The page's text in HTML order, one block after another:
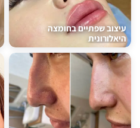
עיצוב שפתיים בחומצה
היאלורונית